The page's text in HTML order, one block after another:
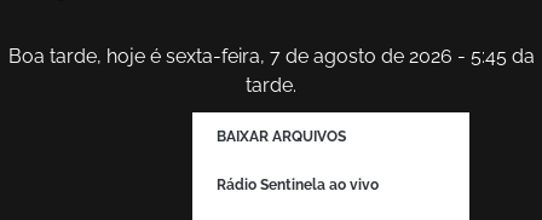
Boa tarde, hoje é sexta-feira, 7 de agosto de 2026 - 5:45 da
tarde.
BAIXAR ARQUIVOS
Rádio Sentinela ao vivo